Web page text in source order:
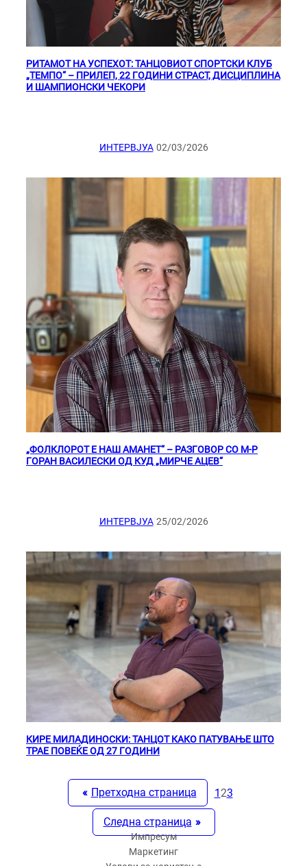
РИТАМОТ НА УСПЕХОТ: ТАНЦОВИОТ СПОРТСКИ КЛУБ
„ТЕМПО“ – ПРИЛЕП, 22 ГОДИНИ СТРАСТ, ДИСЦИПЛИНА
И ШАМПИОНСКИ ЧЕКОРИ
ИНТЕРВЈУА| 02/03/2026
„ФОЛКЛОРОТ Е НАШ АМАНЕТ“ – РАЗГОВОР СО М-Р
ГОРАН ВАСИЛЕСКИ ОД КУД „МИРЧЕ АЦЕВ“
ИНТЕРВЈУА| 25/02/2026
КИРЕ МИЛАДИНОСКИ: ТАНЦОТ КАКО ПАТУВАЊЕ ШТО
ТРАЕ ПОВЕЌЕ ОД 27 ГОДИНИ
« Претходна страница 1 23
Следна страница »
Импресум
Маркетинг